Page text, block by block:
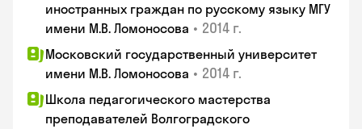
иностранных граждан по русскому языку МГУ
имени М.В. Ломоносова • 2014 г.
Московский государственный университет
имени М.В. Ломоносова • 2014 г.
Школа педагогического мастерства
преподавателей Волгоградского